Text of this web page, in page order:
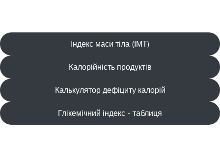
Індекс маси тіла (ІМТ)
Калорійність продуктів
Калькулятор дефіциту калорій
Глікемічний індекс - таблиця